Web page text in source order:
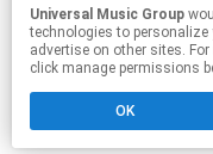
COMPLETE
This
Universal Music Group
technologies to personalize
advertise on other sites.
click manage permissions
OK